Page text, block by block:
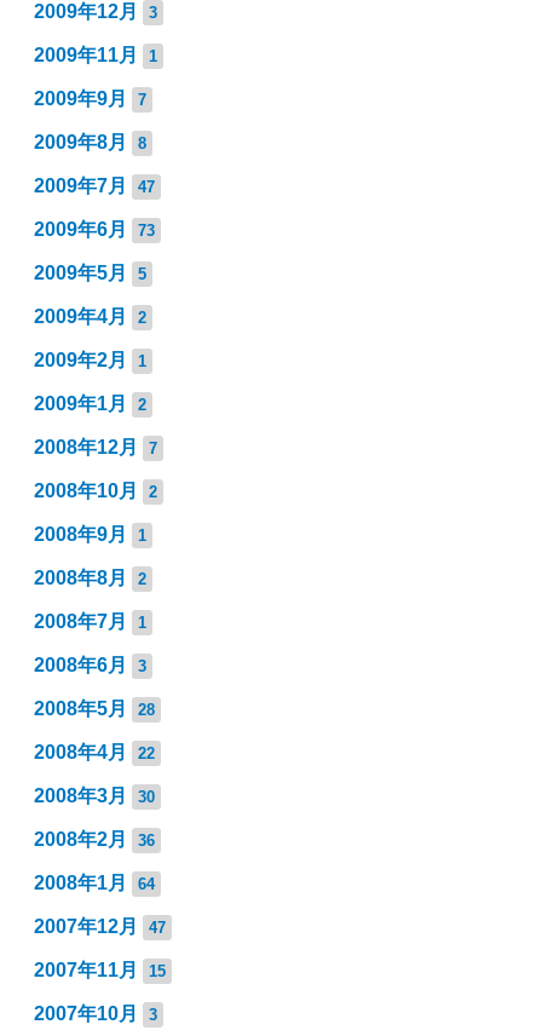
2009年12月 3
2009年11月 1
2009年9月 7
2009年8月 8
2009年7月 47
2009年6月 73
2009年5月 5
2009年4月 2
2009年2月 1
2009年1月 2
2008年12月 7
2008年10月 2
2008年9月 1
2008年8月 2
2008年7月 1
2008年6月 3
2008年5月 28
2008年4月 22
2008年3月 30
2008年2月 36
2008年1月 64
2007年12月 47
2007年11月 15
2007年10月 3